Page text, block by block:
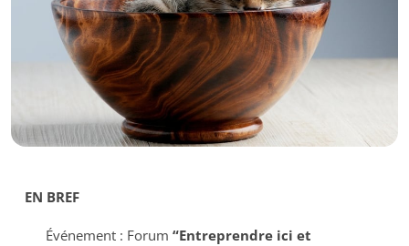
EN BREF
Événement : Forum “Entreprendre ici et